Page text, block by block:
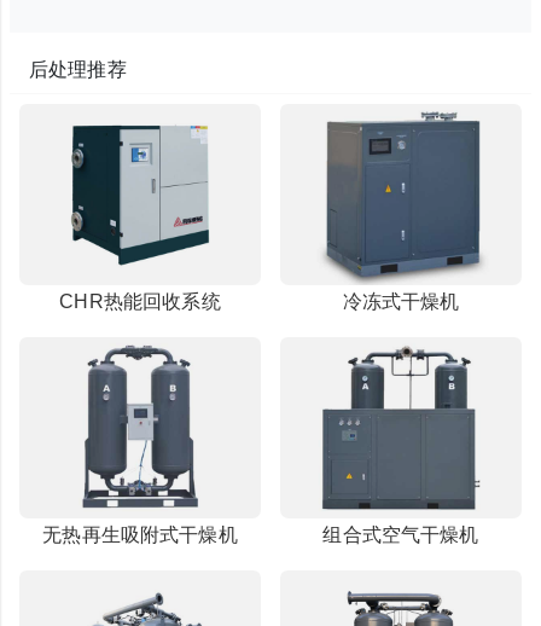
后处理推荐
CHR热能回收系统 冷冻式干燥机
无热再生吸附式干燥机 组合式空气干燥机